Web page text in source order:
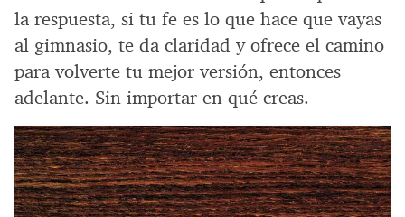
la respuesta, si tu fe es lo que hace que vayas
al gimnasio, te da claridad y ofrece el camino
para volverte tu mejor versión, entonces
adelante. Sin importar en qué creas.